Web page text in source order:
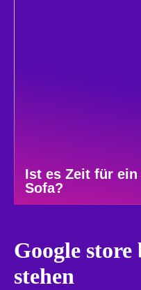
Ist es Zeit für ein
Sofa?
Google
stehen